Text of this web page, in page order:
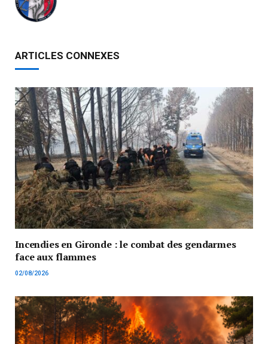
ARTICLES CONNEXES
Incendies en Gironde : le combat des gendarmes
face aux flammes
02/08/2026